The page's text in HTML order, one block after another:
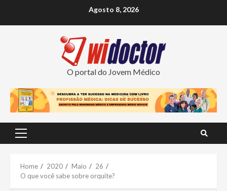
Agosto 8, 2026
O portal do Jovem Médico
Primary
Home 2020 Maio
26
O que você sabe sobre orquite?